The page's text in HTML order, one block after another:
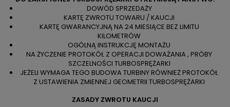
DOWÓD SPRZEDAŻY
KARTĘ ZWROTU TOWARU / KAUCJI
KARTĘ GWARANCYJNĄ NA 24 MIESIĄCE BEZ LIMITU
KILOMETRÓW
OGÓLNĄ INSTRUKCJĘ MONTAŻU
NA ŻYCZENIE PROTOKÓŁ Z OPERACJI DOWAŻANIA , PRÓBY
SZCZELNOŚCI TURBOSPRĘŻARKI
JEŻELI WYMAGA TEGO BUDOWA TURBINY RÓWNIEŻ PROTOKÓŁ
Z USTAWIENIA ZMIENNEJ GEOMETRII TURBOSPRĘŻARKI
ZASADY ZWROTU KAUCJI